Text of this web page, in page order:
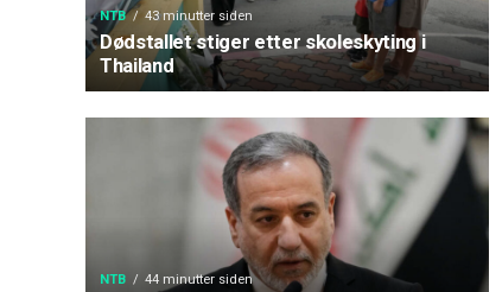
NTB 43 minutter siden
Dødstallet stiger etter skoleskyting i
Thailand
NTB 44 minutter siden